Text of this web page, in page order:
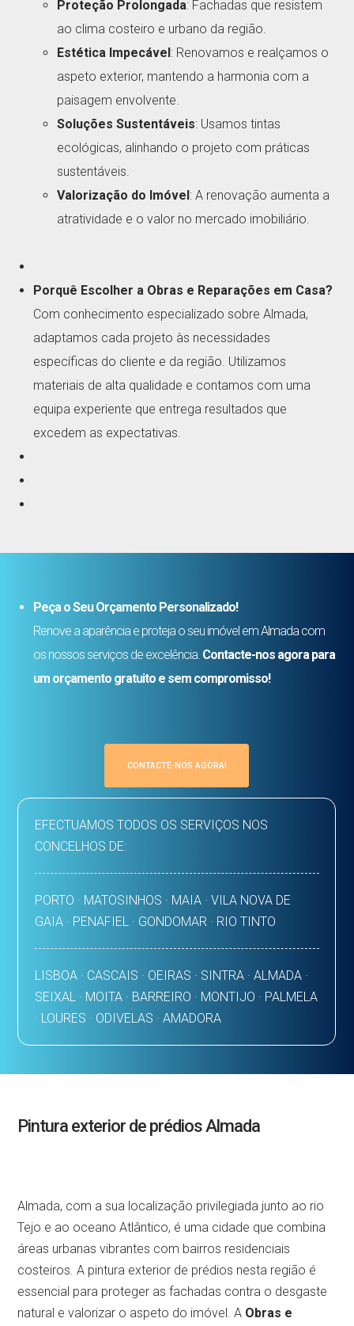
Proteção Prolongada: Fachadas que resistem
ao clima costeiro e urbano da região.
Estética Impecável : Renovamos e realçamos o
aspeto exterior, mantendo a harmonia com a
paisagem envolvente.
Soluções Sustentáveis: Usamos tintas
ecológicas, alinhando o projeto com práticas
sustentáveis.
Valorização do Imóvel : A renovação aumenta a
atratividade e o valor no mercado imobiliário.
Porquê Escolher a Obras e Reparações em Casa?
Com conhecimento especializado sobre Almada,
adaptamos cada projeto às necessidades
específicas do cliente e da região. Utilizamos
materiais de alta qualidade e contamos com uma
equipa experiente que entrega resultados que
excedem as expectativas.
Peça o Seu Orçamento Personalizado!
Renove a aparência e proteja o seu imóvel em Almada com
os nossos serviços de excelência. Contacte-nos agora para
um orçamento gratuito e sem compromisso!
CONTACTE-NOS AGORA!
EFECTUAMOS TODOS OS SERVIÇOS NOS
CONCELHOS DE:
PORTO · MATOSINHOS · MAIA · VILA NOVA DE
GAIA · PENAFIEL · GONDOMAR · RIO TINTO
LISBOA · CASCAIS · OEIRAS · SINTRA · ALMADA ·
SEIXAL · MOITA · BARREIRO · MONTIJO · PALMELA
· LOURES · ODIVELAS · AMADORA
Pintura exterior de prédios Almada
Almada, com a sua localização privilegiada junto ao rio
Tejo e ao oceano Atlântico, é uma cidade que combina
áreas urbanas vibrantes com bairros residenciais
costeiros. A pintura exterior de prédios nesta região é
essencial para proteger as fachadas contra o desgaste
natural e valorizar o aspeto do imóvel. A Obras e